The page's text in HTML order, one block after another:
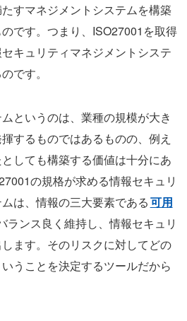
すマネジメントシステムを構築
です。つまり、ISO27001を取得
キュリティマネジメントシステ
です。
というのは、業種の規模が大き
するものではあるものの、例え
しても構築する価値は十分にあ
の規格が求める情報セキュリ
は、情報の三大要素である可用
ランス良く維持し、情報セキュリ
ます。そのリスクに対してどの
うことを決定するツールだから